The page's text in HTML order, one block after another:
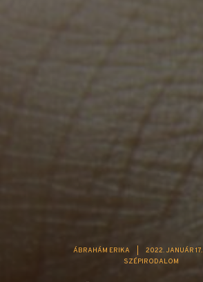
ÁBRAHÁM ERIKA 2022. JANUÁR 17.
SZÉPIRODALOM